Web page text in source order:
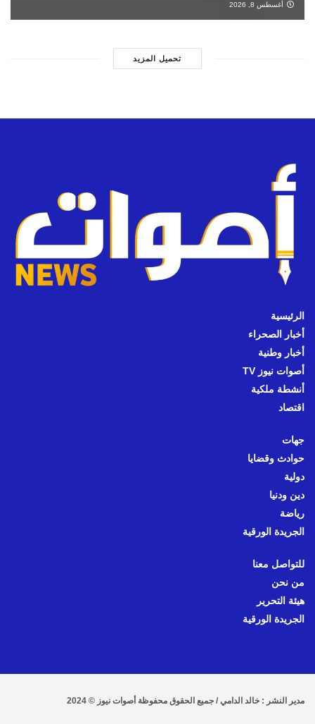
أغسطس 8, 2026
تحميل المزيد
الرئيسية
أخبار الصحراء
أخبار وطنية
أصوات نيوز TV
أنشطة ملكية
اقتصاد
جهات
حوادث وقضايا
دولية
دين ودنيا
رياضة
الجريدة الورقية
للتواصل معنا
من نحن
هيئة التحرير
الجريدة الورقية
مدير النشر : خالد الدامي / جميع الحقوق محفوظة أصوات نيوز © 2024